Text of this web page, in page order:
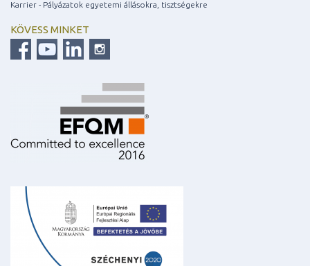
Karrier - Pályázatok egyetemi állásokra, tisztségekre
KÖVESS MINKET